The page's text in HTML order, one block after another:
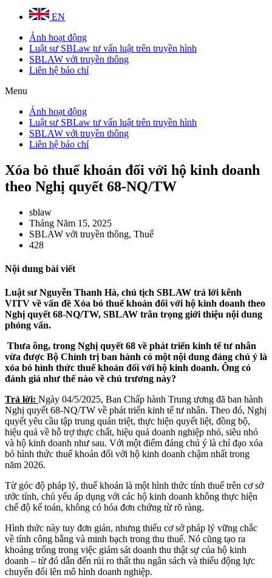
EN
Ảnh hoạt động
Luật sư SBLaw tư vấn luật trên truyền hình
SBLAW với truyền thông
Liên hệ báo chí
Menu
Ảnh hoạt động
Luật sư SBLaw tư vấn luật trên truyền hình
SBLAW với truyền thông
Liên hệ báo chí
Xóa bỏ thuế khoán đối với hộ kinh doanh
theo Nghị quyết 68-NQ/TW
sblaw
Tháng Năm 15, 2025
SBLAW với truyền thông, Thuế
428
Nội dung bài viết
Luật sư Nguyễn Thanh Hà, chủ tịch SBLAW trả lời kênh
VITV về vấn đề Xóa bỏ thuế khoán đối với hộ kinh doanh theo
Nghị quyết 68-NQ/TW, SBLAW trân trọng giới thiệu nội dung
phỏng vấn.
Thưa ông, trong Nghị quyết 68 về phát triển kinh tế tư nhân
vừa được Bộ Chính trị ban hành có một nội dung đáng chú ý là
xóa bỏ hình thức thuế khoán đối với hộ kinh doanh. Ông có
đánh giá như thế nào về chủ trương này?
Trả lời: Ngày 04/5/2025, Ban Chấp hành Trung ương đã ban hành
Nghị quyết 68-NQ/TW về phát triển kinh tế tư nhân. Theo đó, Nghị
quyết yêu cầu tập trung quán triệt, thực hiện quyết liệt, đồng bộ,
hiệu quả về hỗ trợ thực chất, hiệu quả doanh nghiệp nhỏ, siêu nhỏ
và hộ kinh doanh như sau. Với một điểm đáng chú ý là chỉ đạo xóa
bỏ hình thức thuế khoán đối với hộ kinh doanh chậm nhất trong
năm 2026.
Từ góc độ pháp lý, thuế khoán là một hình thức tính thuế trên cơ sở
ước tính, chủ yếu áp dụng với các hộ kinh doanh không thực hiện
chế độ kế toán, không có hóa đơn chứng từ rõ ràng.
Hình thức này tuy đơn giản, nhưng thiếu cơ sở pháp lý vững chắc
về tính công bằng và minh bạch trong thu thuế. Nó cũng tạo ra
khoảng trống trong việc giám sát doanh thu thật sự của hộ kinh
doanh – từ đó dẫn đến rủi ro thất thu ngân sách và thiếu động lực
chuyển đổi lên mô hình doanh nghiệp.